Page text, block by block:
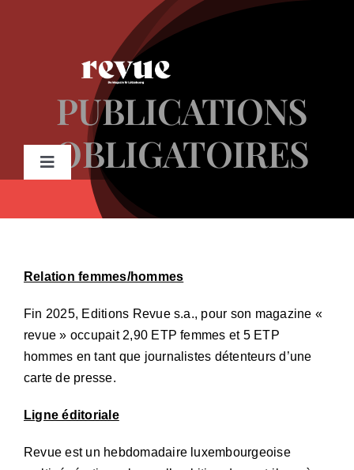
Toggle
Navigation
Gratis Revue bestellen
Abonnement
PUBLICATIONS
OBLIGATOIRES
Relation femmes/hommes
Fin 2025, Editions Revue s.a., pour son magazine «
revue » occupait 2,90 ETP femmes et 5 ETP
hommes en tant que journalistes détenteurs d’une
carte de presse.
Ligne éditoriale
Revue est un hebdomadaire luxembourgeoise